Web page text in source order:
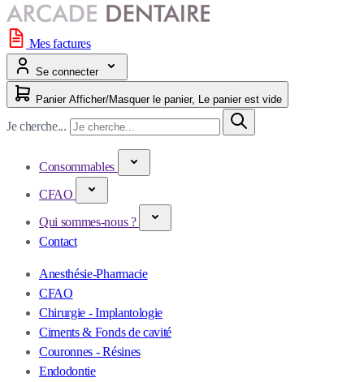
Mes factures
Se connecter
Panier Afficher/Masquer le panier, Le panier est vide
Je cherche...
Consommables
CFAO
Qui sommes-nous ?
Contact
Anesthésie-Pharmacie
CFAO
Chirurgie - Implantologie
Ciments & Fonds de cavité
Couronnes - Résines
Endodontie